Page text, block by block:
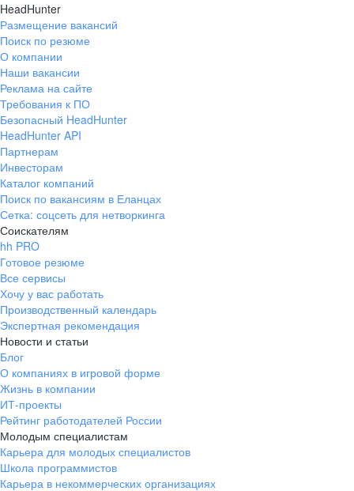
HeadHunter
Размещение вакансий
Поиск по резюме
О компании
Наши вакансии
Реклама на сайте
Требования к ПО
Безопасный HeadHunter
HeadHunter API
Партнерам
Инвесторам
Каталог компаний
Поиск по вакансиям в Еланцах
Сетка: соцсеть для нетворкинга
Соискателям
hh PRO
Готовое резюме
Все сервисы
Хочу у вас работать
Производственный календарь
Экспертная рекомендация
Новости и статьи
Блог
О компаниях в игровой форме
Жизнь в компании
ИТ-проекты
Рейтинг работодателей России
Молодым специалистам
Карьера для молодых специалистов
Школа программистов
Карьера в некоммерческих организациях